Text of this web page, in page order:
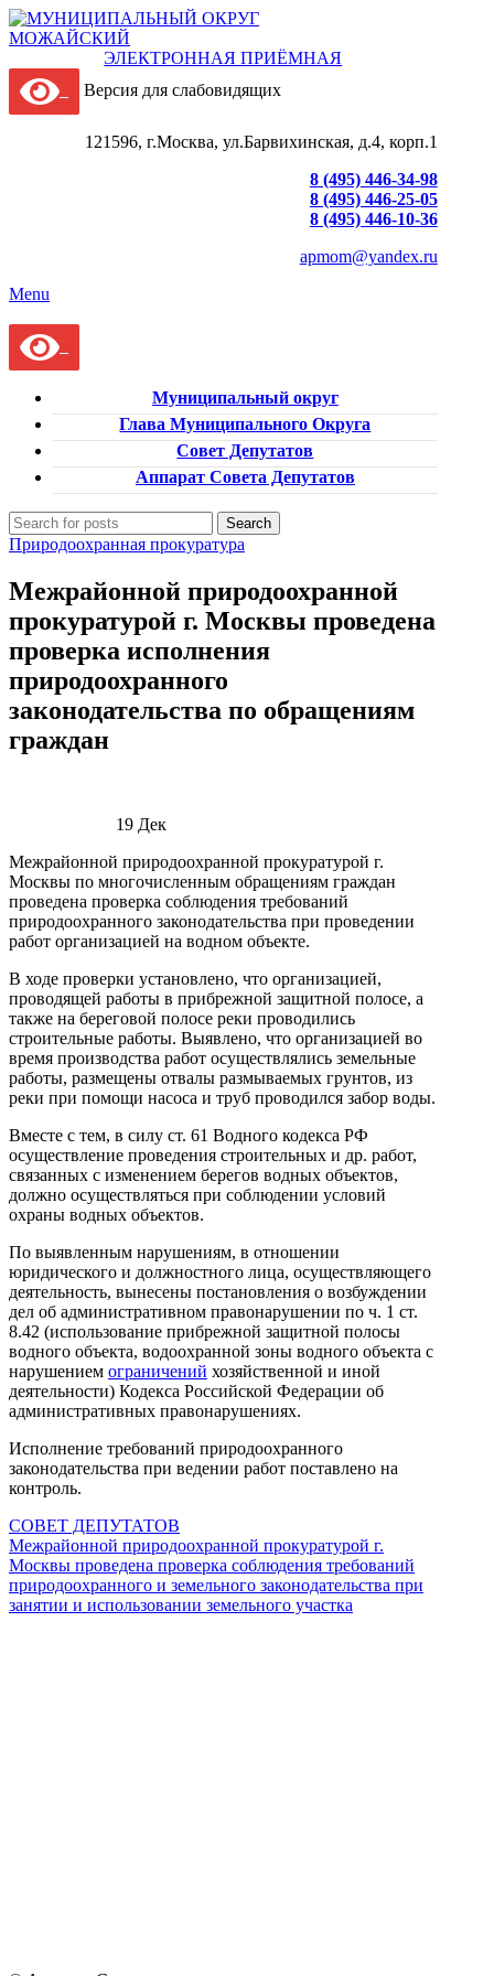
ЭЛЕКТРОННАЯ ПРИЁМНАЯ
Версия для слабовидящих
121596, г.Москва, ул.Барвихинская, д.4, корп.1
8 (495) 446-34-98
8 (495) 446-25-05
8 (495) 446-10-36
apmom@yandex.ru
Menu
Муниципальный округ
Глава Муниципального Округа
Совет Депутатов
Аппарат Совета Депутатов
Search
Природоохранная прокуратура
Межрайонной природоохранной
прокуратурой г. Москвы проведена
проверка исполнения
природоохранного
законодательства по обращениям
граждан
19 Дек
Межрайонной природоохранной прокуратурой г.
Москвы по многочисленным обращениям граждан
проведена проверка соблюдения требований
природоохранного законодательства при проведении
работ организацией на водном объекте.
В ходе проверки установлено, что организацией,
проводящей работы в прибрежной защитной полосе, а
также на береговой полосе реки проводились
строительные работы. Выявлено, что организацией во
время производства работ осуществлялись земельные
работы, размещены отвалы размываемых грунтов, из
реки при помощи насоса и труб проводился забор воды.
Вместе с тем, в силу ст. 61 Водного кодекса РФ
осуществление проведения строительных и др. работ,
связанных с изменением берегов водных объектов,
должно осуществляться при соблюдении условий
охраны водных объектов.
По выявленным нарушениям, в отношении
юридического и должностного лица, осуществляющего
деятельность, вынесены постановления о возбуждении
дел об административном правонарушении по ч. 1 ст.
8.42 (использование прибрежной защитной полосы
водного объекта, водоохранной зоны водного объекта с
нарушением ограничений хозяйственной и иной
деятельности) Кодекса Российской Федерации об
административных правонарушениях.
Исполнение требований природоохранного
законодательства при ведении работ поставлено на
контроль.
СОВЕТ ДЕПУТАТОВ
Межрайонной природоохранной прокуратурой г.
Москвы проведена проверка соблюдения требований
природоохранного и земельного законодательства при
занятии и использовании земельного участка